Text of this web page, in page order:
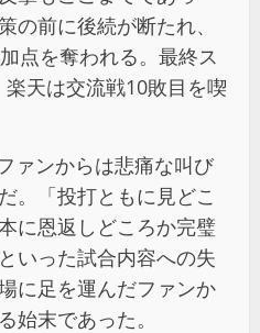
の前に後続が断たれ、
点を奪われる。最終ス
天は交流戦10敗目を喫
ァンからは悲痛な叫び
。「投打ともに見どこ
に恩返しどころか完璧
いった試合内容への失
に足を運んだファンか
始末であった。